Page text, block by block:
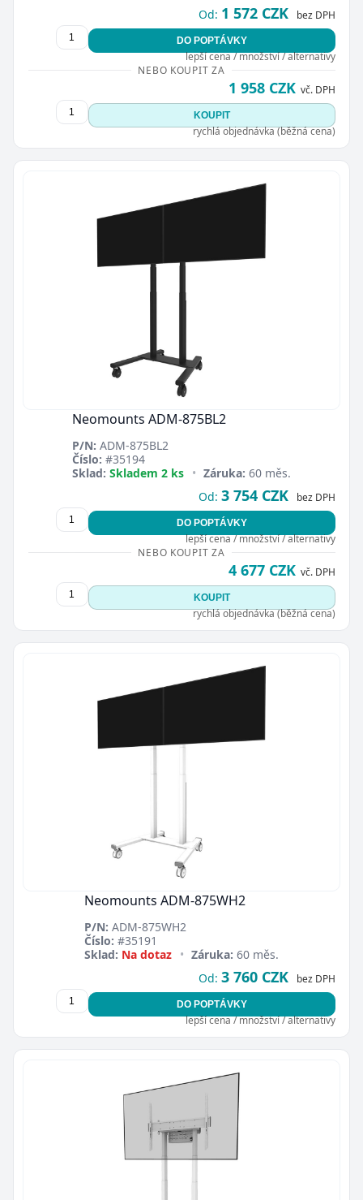
Od: 1 572 CZK bez DPH
DO POPTÁVKY
lepší cena / množství / alternativy
NEBO KOUPIT ZA
1 958 CZK vč. DPH
KOUPIT
rychlá objednávka (běžná cena)
Neomounts ADM-875BL2
P/N: ADM-875BL2
Číslo: #35194
Sklad: Skladem 2 ks • Záruka: 60 měs.
Od: 3 754 CZK bez DPH
DO POPTÁVKY
lepší cena / množství / alternativy
NEBO KOUPIT ZA
4 677 CZK vč. DPH
KOUPIT
rychlá objednávka (běžná cena)
Neomounts ADM-875WH2
P/N: ADM-875WH2
Číslo: #35191
Sklad: Na dotaz • Záruka: 60 měs.
Od: 3 760 CZK bez DPH
DO POPTÁVKY
lepší cena / množství / alternativy